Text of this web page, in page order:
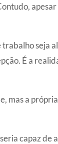
apesar
trabalho seja
É a
mas a própria
capaz de